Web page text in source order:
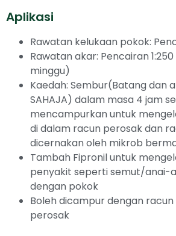
Aplikasi
Rawatan kelukaan pokok:
Rawatan akar: Pencairan
minggu)
Kaedah: Sembur(Batang dan
SAHAJA) dalam masa 4 jam
mencampurkan untuk
di dalam racun perosak dan
dicernakan oleh mikrob
Tambah Fipronil untuk
penyakit seperti semut/anai-
dengan pokok
Boleh dicampur dengan
perosak